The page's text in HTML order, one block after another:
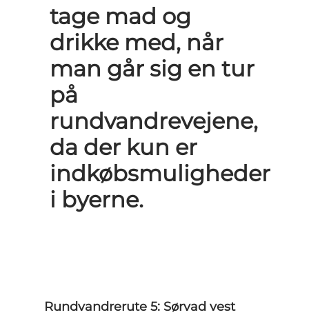
tage mad og
drikke med, når
man går sig en tur
på
rundvandrevejene,
da der kun er
indkøbsmuligheder
i byerne.
Rundvandrerute 5: Sørvad vest